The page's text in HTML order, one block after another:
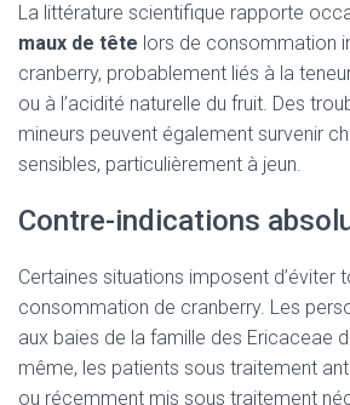
La littérature scientifique rapporte
maux de tête lors de consommation
cranberry, probablement liés à la
ou à l’acidité naturelle du fruit. Des
mineurs peuvent également survenir
sensibles, particulièrement à jeun.
Contre-indications
Certaines situations imposent d’éviter
consommation de cranberry. Les
aux baies de la famille des Ericaceae
même, les patients sous traitement
ou récemment mis sous traitement